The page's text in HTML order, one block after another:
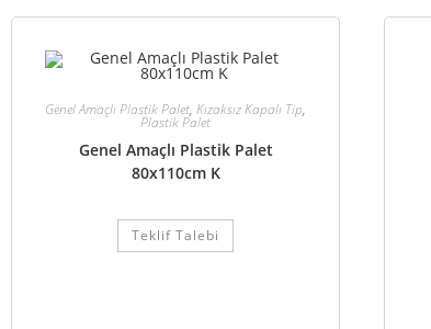
Genel Amaçlı Plastik Palet, Kızaksız Kapalı Tip,
Plastik Palet
Genel Amaçlı Plastik Palet
80x110cm K
Teklif Talebi